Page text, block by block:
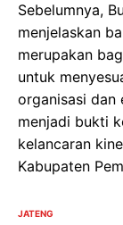
Sebelumnya,
menjelaskan
merupakan
untuk
organisasi dan
menjadi bukti
kelancaran
Kabupaten
JATENG